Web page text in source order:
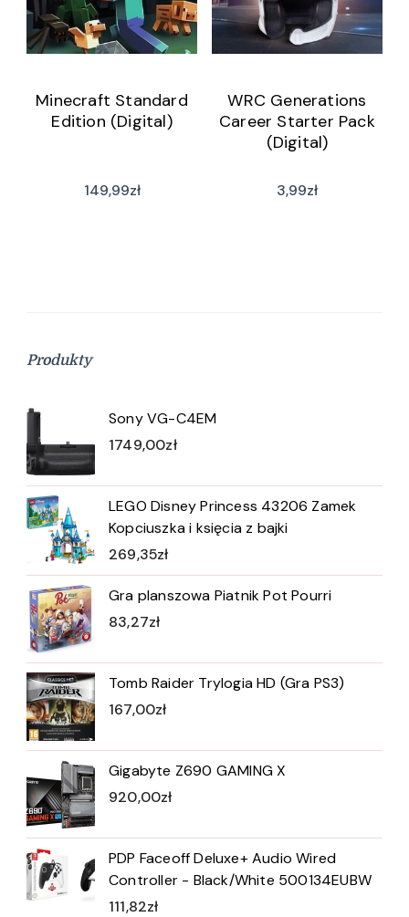
Minecraft Standard
Edition (Digital)
149,99zł
WRC Generations
Career Starter Pack
(Digital)
3,99zł
Produkty
Sony VG-C4EM
1749,00zł
LEGO Disney Princess 43206 Zamek
Kopciuszka i księcia z bajki
269,35zł
Gra planszowa Piatnik Pot Pourri
83,27zł
Tomb Raider Trylogia HD (Gra PS3)
167,00zł
Gigabyte Z690 GAMING X
920,00zł
PDP Faceoff Deluxe+ Audio Wired
Controller - Black/White 500134EUBW
111,82zł